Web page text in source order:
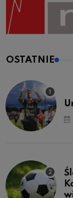
OSTATNIE